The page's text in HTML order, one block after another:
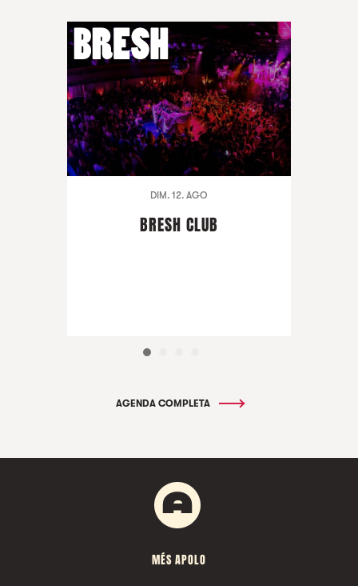
DIM. 12. AGO
BRESH CLUB
AGENDA COMPLETA
MÉS APOLO